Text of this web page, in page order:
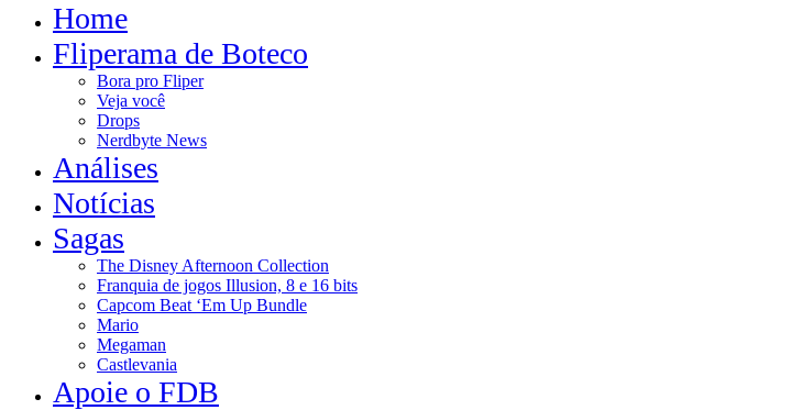
Home
Fliperama de Boteco
Bora pro Fliper
Veja você
Drops
Nerdbyte News
Análises
Notícias
Sagas
The Disney Afternoon Collection
Franquia de jogos Illusion, 8 e 16 bits
Capcom Beat ‘Em Up Bundle
Mario
Megaman
Castlevania
Apoie o FDB